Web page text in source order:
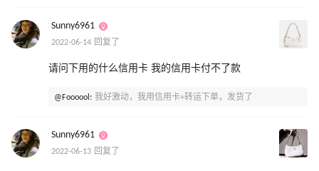
Sunny6961
2022-06-14 回复了
请问下用的什么信用卡 我的信用卡付不了款
@Foooool: 我好激动，我用信用卡+转运下单，发货了
Sunny6961
2022-06-13 回复了